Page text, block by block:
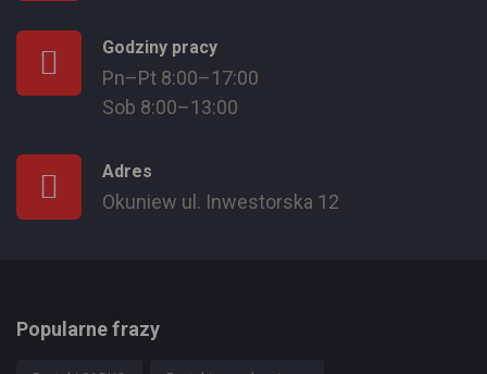
Godziny pracy
Pn–Pt 8:00–17:00
Sob 8:00–13:00
Adres
Okuniew ul. Inwestorska 12
Popularne frazy